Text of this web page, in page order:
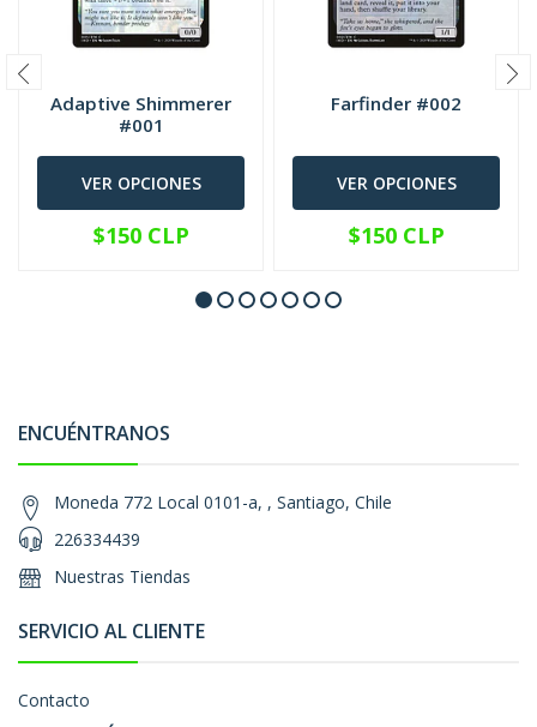
Adaptive Shimmerer
#001
VER OPCIONES
$150 CLP
Farfinder #002
VER OPCIONES
$150 CLP
ENCUÉNTRANOS
Moneda 772 Local 0101-a, , Santiago, Chile
226334439
Nuestras Tiendas
SERVICIO AL CLIENTE
Contacto